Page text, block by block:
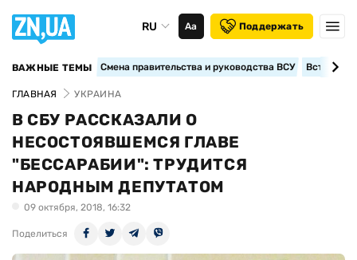
RU Аа Поддержать
ВАЖНЫЕ ТЕМЫ Смена правительства и руководства ВСУ
ГЛАВНАЯ УКРАИНА
В СБУ РАССКАЗАЛИ О
НЕСОСТОЯВШЕМСЯ ГЛАВЕ
"БЕССАРАБИИ": ТРУДИТСЯ
НАРОДНЫМ ДЕПУТАТОМ
09 октября, 2018, 16:32
Поделиться